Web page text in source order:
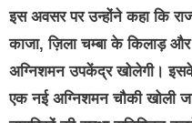
इस अवसर पर उन्होंने कहा कि
काजा, ज़िला चम्बा के किलाड़
अग्निशमन उपकेंद्र खोलेगी।
एक नई अग्निशमन चौकी खोली